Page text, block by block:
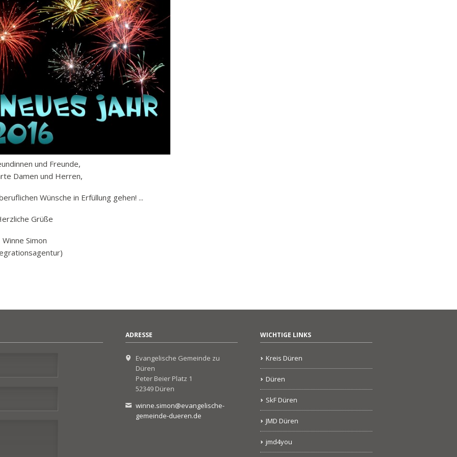
Adressen
und Freunde,
Damen und Herren,
Wünsche in Erfüllung gehen! ...
Grüße
Winne Simon
ADRESSE
Evangelische Gemeinde zu
Düren
Peter Beier Platz 1
52349 Düren
winne.simon@evangelische-
gemeinde-dueren.de
WICHTIGE LINKS
Kreis Düren
Düren
SkF Düren
JMD Düren
jmd4you